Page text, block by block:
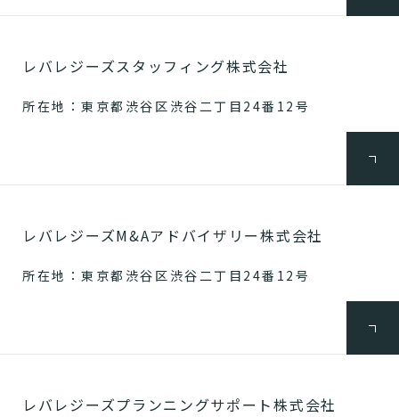
レバレジーズスタッフィング株式会社
所在地：東京都渋谷区渋谷二丁目24番12号
レバレジーズM&Aアドバイザリー株式会社
所在地：東京都渋谷区渋谷二丁目24番12号
レバレジーズプランニングサポート株式会社